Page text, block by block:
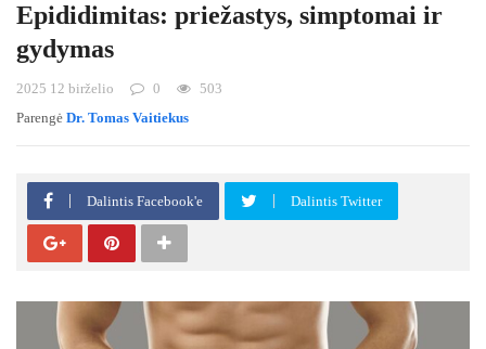
Epididimitas: priežastys, simptomai ir
gydymas
2025 12 birželio 0
503
Parengė Dr. Tomas Vaitiekus
Dalintis Facebook'e Dalintis Twitter